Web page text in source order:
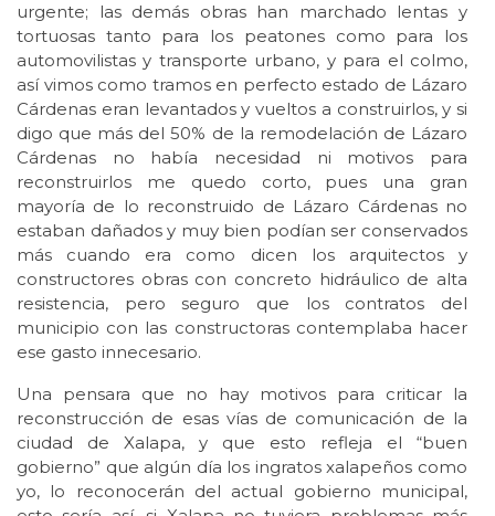
urgente; las demás obras han marchado lentas y
tortuosas tanto para los peatones como para los
automovilistas y transporte urbano, y para el colmo,
así vimos como tramos en perfecto estado de Lázaro
Cárdenas eran levantados y vueltos a construirlos, y si
digo que más del 50% de la remodelación de Lázaro
Cárdenas no había necesidad ni motivos para
reconstruirlos me quedo corto, pues una gran
mayoría de lo reconstruido de Lázaro Cárdenas no
estaban dañados y muy bien podían ser conservados
más cuando era como dicen los arquitectos y
constructores obras con concreto hidráulico de alta
resistencia, pero seguro que los contratos del
municipio con las constructoras contemplaba hacer
ese gasto innecesario.
Una pensara que no hay motivos para criticar la
reconstrucción de esas vías de comunicación de la
ciudad de Xalapa, y que esto refleja el “buen
gobierno” que algún día los ingratos xalapeños como
yo, lo reconocerán del actual gobierno municipal,